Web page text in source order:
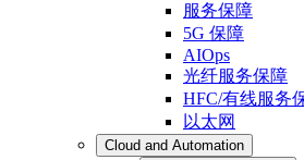
服务保障
5G 保障
AIOps
光纤服务保障
HFC/有线服务
以太网
Cloud and Automation